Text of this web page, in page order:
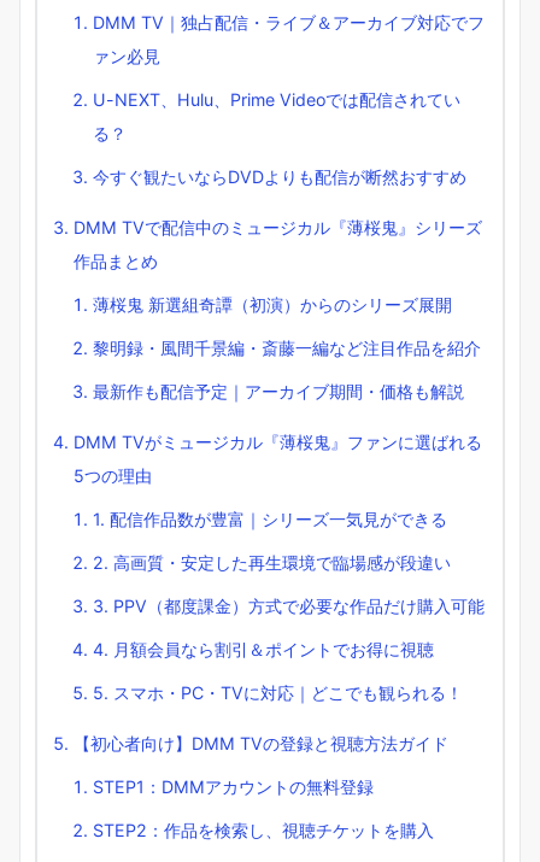
DMM TV｜独占配信・ライブ＆アーカイブ対応でフ
ァン必見
U-NEXT、Hulu、Prime Videoでは配信されてい
る？
今すぐ観たいならDVDよりも配信が断然おすすめ
DMM TVで配信中のミュージカル『薄桜鬼』シリーズ
作品まとめ
薄桜鬼 新選組奇譚（初演）からのシリーズ展開
黎明録・風間千景編・斎藤一編など注目作品を紹介
最新作も配信予定｜アーカイブ期間・価格も解説
DMM TVがミュージカル『薄桜鬼』ファンに選ばれる
5つの理由
1. 配信作品数が豊富｜シリーズ一気見ができる
2. 高画質・安定した再生環境で臨場感が段違い
3. PPV（都度課金）方式で必要な作品だけ購入可能
4. 月額会員なら割引＆ポイントでお得に視聴
5. スマホ・PC・TVに対応｜どこでも観られる！
【初心者向け】DMM TVの登録と視聴方法ガイド
STEP1：DMMアカウントの無料登録
STEP2：作品を検索し、視聴チケットを購入